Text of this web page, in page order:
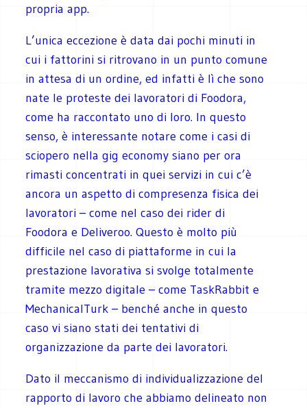
propria app.
L’unica eccezione è data dai pochi minuti in
cui i fattorini si ritrovano in un punto comune
in attesa di un ordine, ed infatti è lì che sono
nate le proteste dei lavoratori di Foodora,
come ha raccontato uno di loro. In questo
senso, è interessante notare come i casi di
sciopero nella gig economy siano per ora
rimasti concentrati in quei servizi in cui c’è
ancora un aspetto di compresenza fisica dei
lavoratori – come nel caso dei rider di
Foodora e Deliveroo. Questo è molto più
difficile nel caso di piattaforme in cui la
prestazione lavorativa si svolge totalmente
tramite mezzo digitale – come TaskRabbit e
MechanicalTurk – benché anche in questo
caso vi siano stati dei tentativi di
organizzazione da parte dei lavoratori.
Dato il meccanismo di individualizzazione del
rapporto di lavoro che abbiamo delineato non